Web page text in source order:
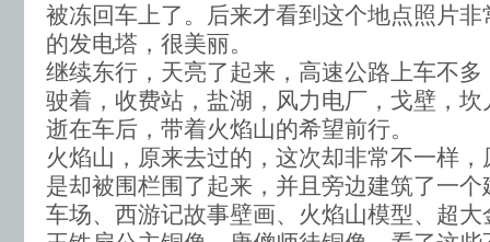
被冻回车上了。后来才看到这个地点照片
的发电塔，很美丽。
继续东行，天亮了起来，高速公路上车不
驶着，收费站，盐湖，风力电厂，戈壁，
逝在车后，带着火焰山的希望前行。
火焰山，原来去过的，这次却非常不一样
是却被围栏围了起来，并且旁边建筑了一
车场、西游记故事壁画、火焰山模型、超